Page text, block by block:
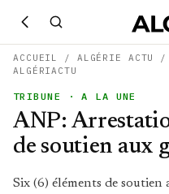
ACCUEIL / ALGÉRIE ACTU
ALGÉRIACTU
TRIBUNE · A LA UNE
ANP:
de soutien aux
Six (6) éléments de